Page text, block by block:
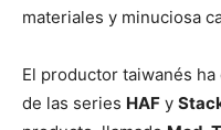
materiales y minuciosa
El productor taiwanés
de las series HAF y